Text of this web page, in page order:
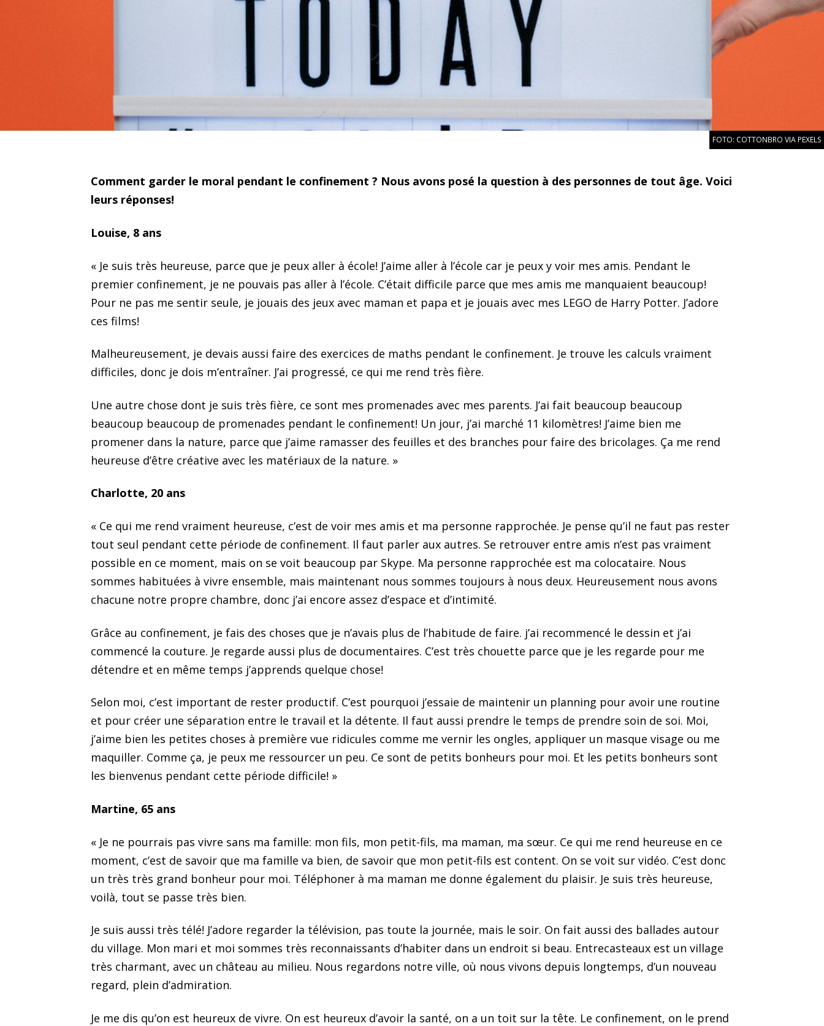
FOTO: COTTONBRO VIA PEXELS
Comment garder le moral pendant le confinement ? Nous avons posé la question à des personnes de tout âge. Voici
leurs réponses!
Louise, 8 ans
« Je suis très heureuse, parce que je peux aller à école! J’aime aller à l’école car je peux y voir mes amis. Pendant le
premier confinement, je ne pouvais pas aller à l’école. C’était difficile parce que mes amis me manquaient beaucoup!
Pour ne pas me sentir seule, je jouais des jeux avec maman et papa et je jouais avec mes LEGO de Harry Potter. J’adore
ces films!
Malheureusement, je devais aussi faire des exercices de maths pendant le confinement. Je trouve les calculs vraiment
difficiles, donc je dois m’entraîner. J’ai progressé, ce qui me rend très fière.
Une autre chose dont je suis très fière, ce sont mes promenades avec mes parents. J’ai fait beaucoup beaucoup
beaucoup beaucoup de promenades pendant le confinement! Un jour, j’ai marché 11 kilomètres! J’aime bien me
promener dans la nature, parce que j’aime ramasser des feuilles et des branches pour faire des bricolages. Ça me rend
heureuse d’être créative avec les matériaux de la nature. »
Charlotte, 20 ans
« Ce qui me rend vraiment heureuse, c’est de voir mes amis et ma personne rapprochée. Je pense qu’il ne faut pas rester
tout seul pendant cette période de confinement. Il faut parler aux autres. Se retrouver entre amis n’est pas vraiment
possible en ce moment, mais on se voit beaucoup par Skype. Ma personne rapprochée est ma colocataire. Nous
sommes habituées à vivre ensemble, mais maintenant nous sommes toujours à nous deux. Heureusement nous avons
chacune notre propre chambre, donc j’ai encore assez d’espace et d’intimité.
Grâce au confinement, je fais des choses que je n’avais plus de l’habitude de faire. j’ai recommencé le dessin et j’ai
commencé la couture. Je regarde aussi plus de documentaires. C’est très chouette parce que je les regarde pour me
détendre et en même temps j’apprends quelque chose!
Selon moi, c’est important de rester productif. C’est pourquoi j’essaie de maintenir un planning pour avoir une routine
et pour créer une séparation entre le travail et la détente. Il faut aussi prendre le temps de prendre soin de soi. Moi,
j’aime bien les petites choses à première vue ridicules comme me vernir les ongles, appliquer un masque visage ou me
maquiller. Comme ça, je peux me ressourcer un peu. Ce sont de petits bonheurs pour moi. Et les petits bonheurs sont
les bienvenus pendant cette période difficile! »
Martine, 65 ans
« Je ne pourrais pas vivre sans ma famille: mon fils, mon petit-fils, ma maman, ma sœur. Ce qui me rend heureuse en ce
moment, c’est de savoir que ma famille va bien, de savoir que mon petit-fils est content. On se voit sur vidéo. C’est donc
un très très grand bonheur pour moi. Téléphoner à ma maman me donne également du plaisir. Je suis très heureuse,
voilà, tout se passe très bien.
Je suis aussi très télé! J’adore regarder la télévision, pas toute la journée, mais le soir. On fait aussi des ballades autour
du village. Mon mari et moi sommes très reconnaissants d’habiter dans un endroit si beau. Entrecasteaux est un village
très charmant, avec un château au milieu. Nous regardons notre ville, où nous vivons depuis longtemps, d’un nouveau
regard, plein d’admiration.
Je me dis qu’on est heureux de vivre. On est heureux d’avoir la santé, on a un toit sur la tête. Le confinement, on le prend